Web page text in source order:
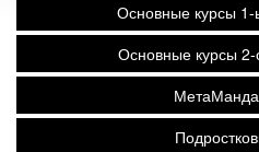
Основные курсы 1-
Основные курсы 2-